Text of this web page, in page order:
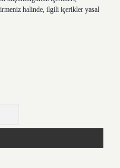
halinde, ilgili içerikler yasal